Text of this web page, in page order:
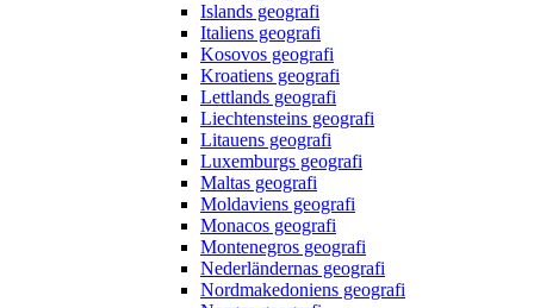
Islands geografi
Italiens geografi
Kosovos geografi
Kroatiens geografi
Lettlands geografi
Liechtensteins geografi
Litauens geografi
Luxemburgs geografi
Maltas geografi
Moldaviens geografi
Monacos geografi
Montenegros geografi
Nederländernas geografi
Nordmakedoniens geografi